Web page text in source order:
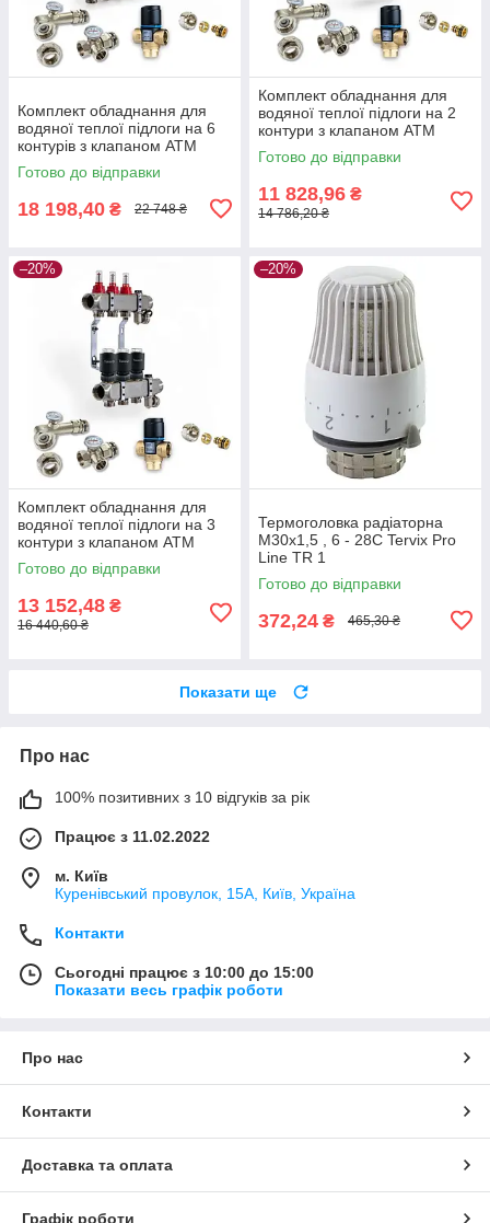
Комплект обладнання для
водяної теплої підлоги на 6
контурів з клапаном ATM
Готово до відправки
18 198,40 ₴ 22 748 ₴
Комплект обладнання для
водяної теплої підлоги на 2
контури з клапаном ATM
Готово до відправки
11 828,96 ₴
14 786,20 ₴
–20%
Комплект обладнання для
водяної теплої підлоги на 3
контури з клапаном ATM
Готово до відправки
13 152,48 ₴
16 440,60 ₴
–20%
Термоголовка радіаторна
М30х1,5 , 6 - 28С Tervix Pro
Line TR 1
Готово до відправки
372,24 ₴ 465,30 ₴
Показати ще
Про нас
100% позитивних з 10 відгуків за рік
Працює з 11.02.2022
м. Київ
Куренівський провулок, 15А, Київ, Україна
Контакти
Сьогодні працює з 10:00 до 15:00
Показати весь графік роботи
Про нас
Контакти
Доставка та оплата
Графік роботи